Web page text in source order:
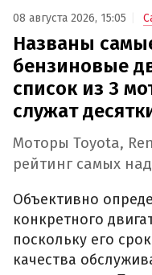
08 августа 2026, 15:05
Названы
бензиновые
список из 3
служат
Моторы Toyota,
рейтинг самых
Объективно
конкретного
поскольку его
качества